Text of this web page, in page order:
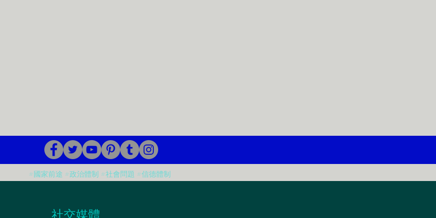
#國家前途 #政治體制 #社會問題 #信德體制
​社交媒體